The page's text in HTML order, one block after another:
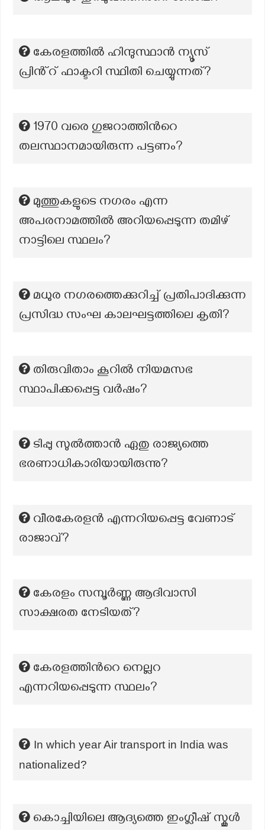
കേരളത്തിൽ ഹിന്ദുസ്ഥാൻ ന്യൂസ്
പ്രിൻ്റ് ഫാക്ടറി സ്ഥിതി ചെയ്യുന്നത്?
1970 വരെ ഗുജറാത്തിന്‍റെ
തലസ്ഥാനമായിരുന്ന പട്ടണം?
മുത്തുകളുടെ നഗരം എന്ന
അപരനാമത്തിൽ അറിയപ്പെടുന്ന തമിഴ്
നാട്ടിലെ സ്ഥലം?
മധുര നഗരത്തെക്കുറിച്ച് പ്രതിപാദിക്കുന്ന
പ്രസിദ്ധ സംഘ കാലഘട്ടത്തിലെ കൃതി?
തിരുവിതാം കൂറില്‍ നിയമസഭ
സ്ഥാപിക്കപ്പെട്ട വര്‍ഷം?
ടിപ്പു സുൽത്താൻ ഏതു രാജ്യത്തെ
ഭരണാധികാരിയായിരുന്നു?
വീരകേരളൻ എന്നറിയപ്പെട്ട വേണാട്
രാജാവ്?
കേരളം സമ്പൂര്‍ണ്ണ ആദിവാസി
സാക്ഷരത നേടിയത്?
കേരളത്തിന്‍റെ നെല്ലറ
എന്നറിയപ്പെടുന്ന സ്ഥലം?
In which year Air transport in India was
nationalized?
കൊച്ചിയിലെ ആദ്യത്തെ ഇംഗ്ലീഷ് സ്കൂൾ